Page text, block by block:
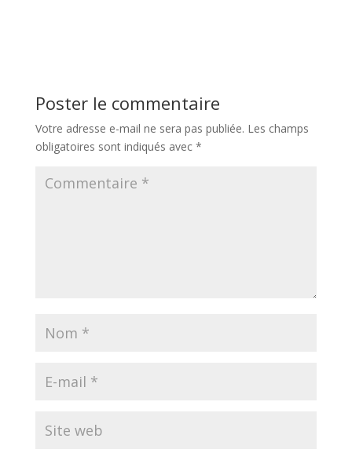
genres, elles ne
contenter de miser
sur…
Poster le commentaire
Votre adresse e-mail ne sera pas publiée. Les champs
obligatoires sont indiqués avec *